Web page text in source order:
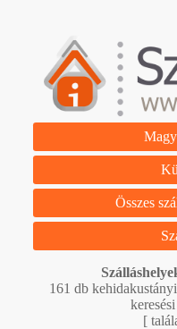
Összes
161 db
[